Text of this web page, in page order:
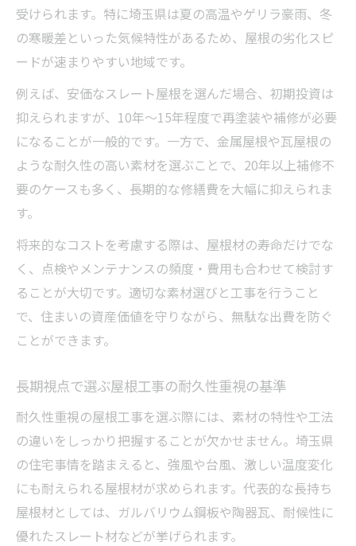
受けられます。特に埼玉県は夏の高温やゲリラ豪雨、冬
の寒暖差といった気候特性があるため、屋根の劣化スピ
ードが速まりやすい地域です。
例えば、安価なスレート屋根を選んだ場合、初期投資は
抑えられますが、10年～15年程度で再塗装や補修が必要
になることが一般的です。一方で、金属屋根や瓦屋根の
ような耐久性の高い素材を選ぶことで、20年以上補修不
要のケースも多く、長期的な修繕費を大幅に抑えられま
す。
将来的なコストを考慮する際は、屋根材の寿命だけでな
く、点検やメンテナンスの頻度・費用も合わせて検討す
ることが大切です。適切な素材選びと工事を行うこと
で、住まいの資産価値を守りながら、無駄な出費を防ぐ
ことができます。
長期視点で選ぶ屋根工事の耐久性重視の基準
耐久性重視の屋根工事を選ぶ際には、素材の特性や工法
の違いをしっかり把握することが欠かせません。埼玉県
の住宅事情を踏まえると、強風や台風、激しい温度変化
にも耐えられる屋根材が求められます。代表的な長持ち
屋根材としては、ガルバリウム鋼板や陶器瓦、耐候性に
優れたスレート材などが挙げられます。